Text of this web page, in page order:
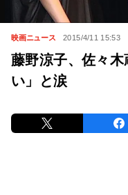
映画ニュース 2015/4/11 15:53
藤野涼子、佐々
い」と涙